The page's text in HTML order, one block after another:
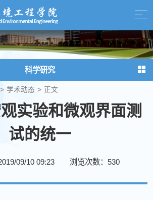
科学研究
> 学术动态 > 正文
实验和微观界面测
试的统一
09/10 09:23 浏览次数： 530